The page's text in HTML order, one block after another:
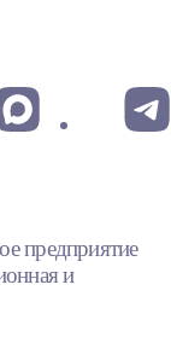
предприятие
и